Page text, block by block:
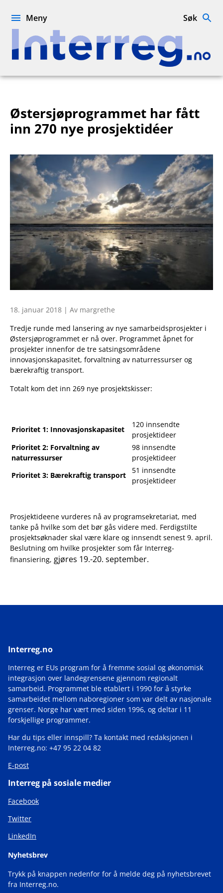
Interreg.no
Meny Søk
Østersjøprogrammet har fått
inn 270 nye prosjektidéer
18. januar 2018 | Av margrethe
Tredje runde med lansering av nye samarbeidsprosjekter i
Østersjøprogrammet er nå over. Programmet åpnet for
prosjekter innenfor de tre satsingsområdene
innovasjonskapasitet, forvaltning av naturressurser og
bærekraftig transport.
Totalt kom det inn 269 nye prosjektskisser:
Prioritet 1: Innovasjonskapasitet
120 innsendte
prosjektideer
Prioritet 2: Forvaltning av
naturressurser
98 innsendte
prosjektideer
Prioritet 3: Bærekraftig transport
51 innsendte
prosjektideer
Prosjektideene vurderes nå av programsekretariat, med
tanke på hvilke som det bør gås videre med. Ferdigstilte
prosjektsøknader skal være klare og innsendt senest 9. april.
Beslutning om hvilke prosjekter som får Interreg-
finansiering, gjøres 19.-20. september.
Interreg.no
Interreg er EUs program for å fremme sosial og økonomisk
integrasjon over landegrensene gjennom regionalt
samarbeid. Programmet ble etablert i 1990 for å styrke
samarbeidet mellom naboregioner som var delt av nasjonale
grenser. Norge har vært med siden 1996, og deltar i 11
forskjellige programmer.
Har du tips eller innspill? Ta kontakt med redaksjonen i
Interreg.no: +47 95 22 04 82
E-post
Interreg på sosiale medier
Facebook
Twitter
LinkedIn
Nyhetsbrev
Trykk på knappen nedenfor for å melde deg på nyhetsbrevet
fra Interreg.no.